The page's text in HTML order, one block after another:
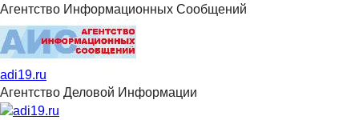
Агентство Информационных Сообщений
adi19.ru
Агентство Деловой Информации